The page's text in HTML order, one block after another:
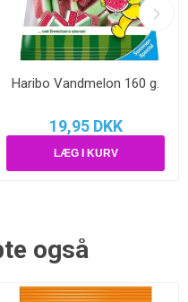
Haribo Vandmelon 160 g.
19,95 DKK
også